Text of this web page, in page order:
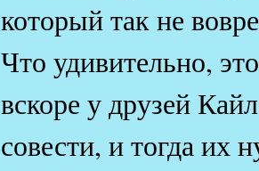
который так не
Что удивительно,
вскоре у друзей
совести, и тогда их